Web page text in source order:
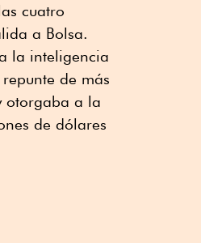
cuatro
a Bolsa.
la inteligencia
de más
otorgaba a la
de dólares